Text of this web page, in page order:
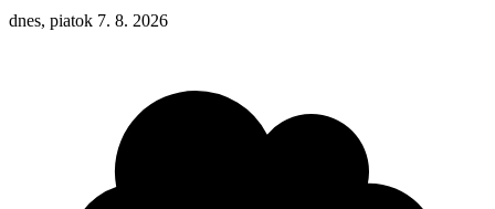
dnes, piatok 7. 8. 2026